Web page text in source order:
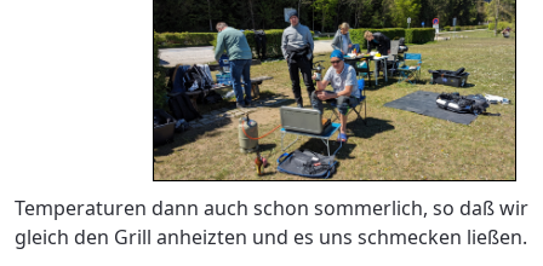
Temperaturen dann auch schon sommerlich, so daß wir
gleich den Grill anheizten und es uns schmecken ließen.